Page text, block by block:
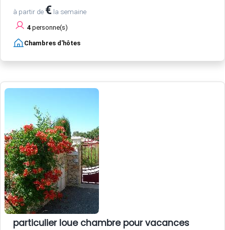
à partir de € la semaine
4 personne(s)
Chambres d'hôtes
particulier loue chambre pour vacances